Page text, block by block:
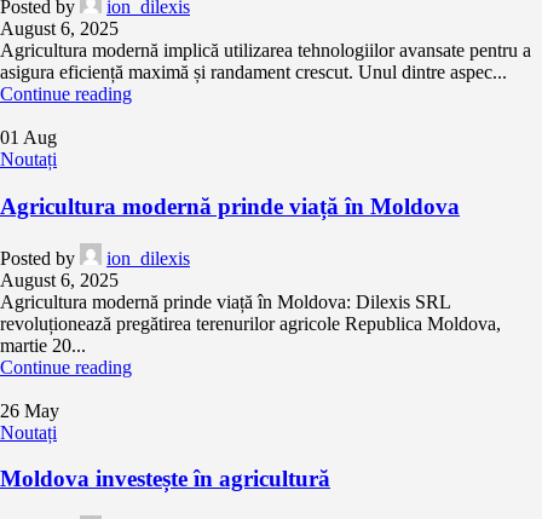
Posted by
ion_dilexis
August 6, 2025
Agricultura modernă implică utilizarea tehnologiilor avansate pentru a
asigura eficiență maximă și randament crescut. Unul dintre aspec...
Continue reading
01 Aug
Noutați
Agricultura modernă prinde viață în Moldova
Posted by
ion_dilexis
August 6, 2025
Agricultura modernă prinde viață în Moldova: Dilexis SRL
revoluționează pregătirea terenurilor agricole Republica Moldova,
martie 20...
Continue reading
26 May
Noutați
Moldova investește în agricultură